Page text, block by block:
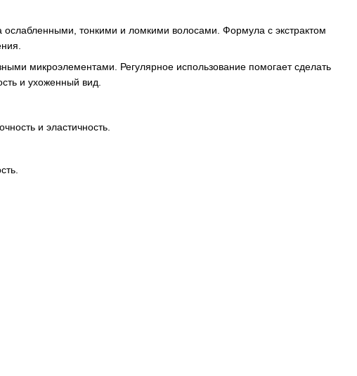
тонкими и ломкими волосами. Формула с экстрактом
микроэлементами. Регулярное использование помогает сделать
и ухоженный вид.
и эластичность.